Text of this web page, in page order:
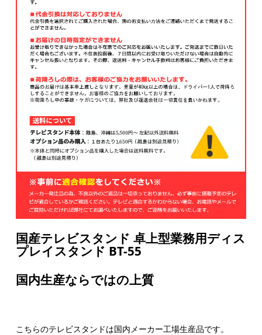
国産テレビスタンド 卓上型業務用ディス
プレイスタンド BT-55
国内生産ならではの上質
こちらのテレビスタンドは国内メーカー工場生産品です。